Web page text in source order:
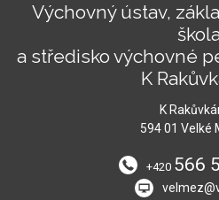
Výchovný ústav,
a středisko výchovné
K
K
594 01 Velké
+420 566